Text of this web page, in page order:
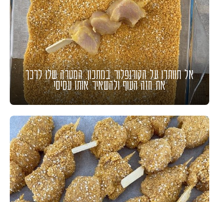
אל תוותרו על הקורנפלור במתכון. המטרה שלו לרכך
את חזה העוף ולהשאיר אותו עסיסי